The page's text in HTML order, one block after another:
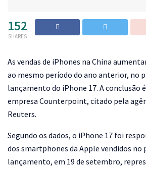
152
SHARES
As vendas de iPhones na China
ao mesmo período do ano anterior, no
lançamento do iPhone 17. A conclusão
empresa Counterpoint, citado pela
Reuters.
Segundo os dados, o iPhone 17 foi
dos smartphones da Apple vendidos no
lançamento, em 19 de setembro,